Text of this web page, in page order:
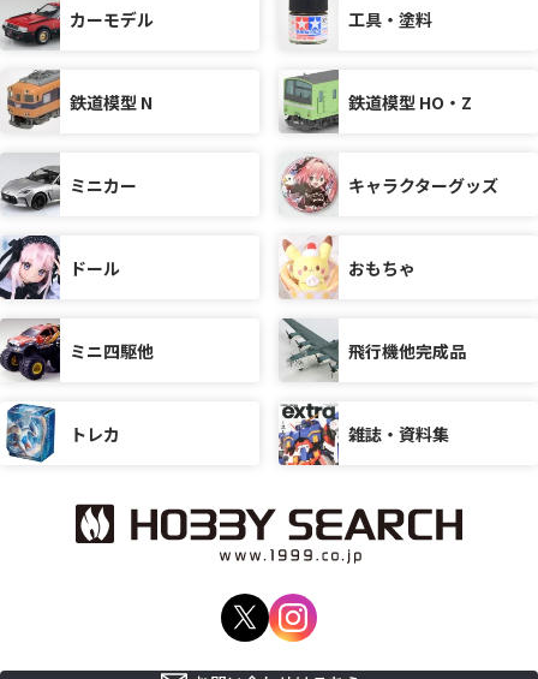
カーモデル 工具・塗料
鉄道模型 N 鉄道模型 HO・Z
ミニカー キャラクターグッズ
ドール おもちゃ
ミニ四駆他 飛行機他完成品
トレカ 雑誌・資料集